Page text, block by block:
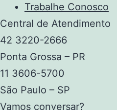
Trabalhe Conosco
Central de Atendimento
42 3220-2666
Ponta Grossa – PR
11 3606-5700
São Paulo – SP
Vamos conversar?